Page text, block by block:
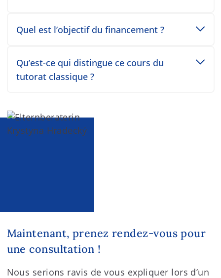
Maintenant, prenez rendez-vous pour
une consultation !
Nous serions ravis de vous expliquer lors d’un
Quel est l’objectif du financement ?
Toggle accordion item
Qu’est-ce qui distingue ce cours du
tutorat classique ?
Toggle accordion item